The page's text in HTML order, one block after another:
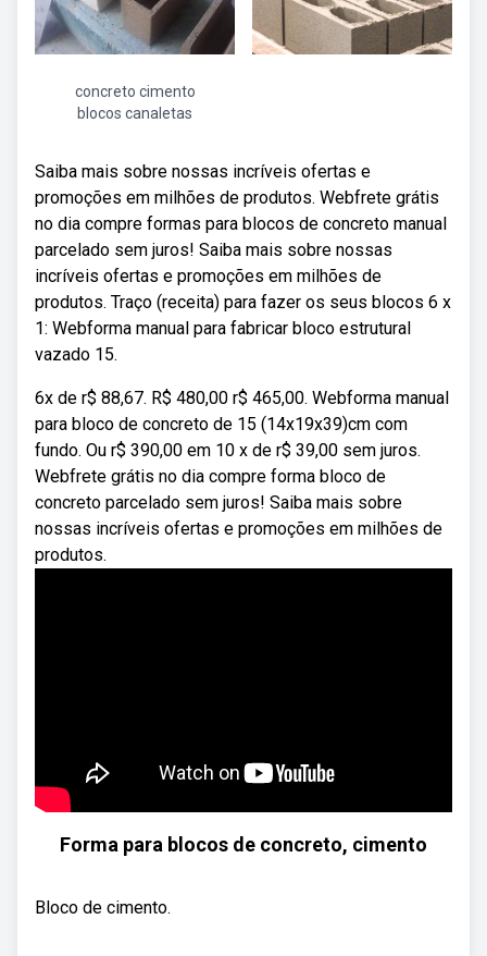
concreto cimento
blocos canaletas
Saiba mais sobre nossas incríveis ofertas e
promoções em milhões de produtos. Webfrete grátis
no dia compre formas para blocos de concreto manual
parcelado sem juros! Saiba mais sobre nossas
incríveis ofertas e promoções em milhões de
produtos. Traço (receita) para fazer os seus blocos 6 x
1: Webforma manual para fabricar bloco estrutural
vazado 15.
6x de r$ 88,67. R$ 480,00 r$ 465,00. Webforma manual
para bloco de concreto de 15 (14x19x39)cm com
fundo. Ou r$ 390,00 em 10 x de r$ 39,00 sem juros.
Webfrete grátis no dia compre forma bloco de
concreto parcelado sem juros! Saiba mais sobre
nossas incríveis ofertas e promoções em milhões de
produtos.
Forma para blocos de concreto, cimento
Bloco de cimento.